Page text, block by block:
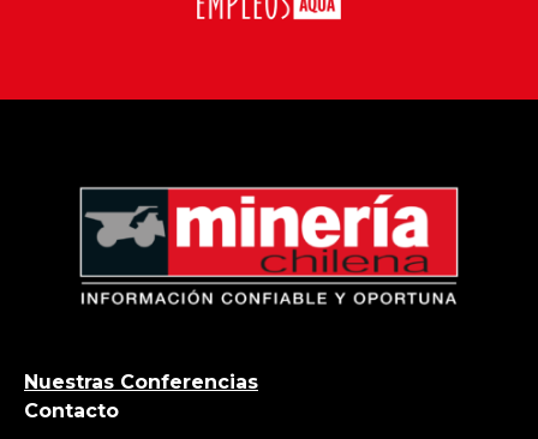
Nuestras Conferencias
Contacto